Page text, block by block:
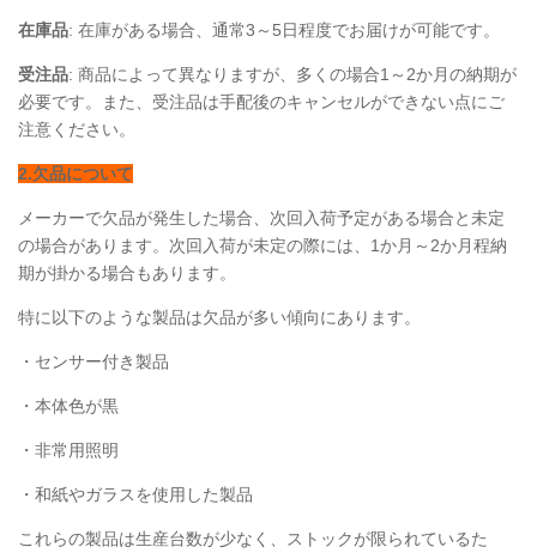
在庫品: 在庫がある場合、通常3～5日程度でお届けが可能です。
受注品: 商品によって異なりますが、多くの場合1～2か月の納期が
必要です。また、受注品は手配後のキャンセルができない点にご
注意ください。
2.欠品について
メーカーで欠品が発生した場合、次回入荷予定がある場合と未定
の場合があります。次回入荷が未定の際には、1か月～2か月程納
期が掛かる場合もあります。
特に以下のような製品は欠品が多い傾向にあります。
・センサー付き製品
・本体色が黒
・非常用照明
・和紙やガラスを使用した製品
これらの製品は生産台数が少なく、ストックが限られているた